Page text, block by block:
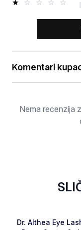
Komentari
Nema recenzija
Dr. Althea Eye